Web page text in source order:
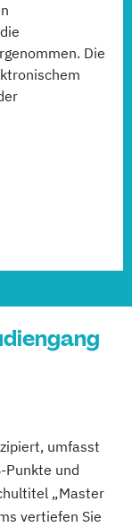
Die
umfasst
Punkte und
„Master
vertiefen Sie